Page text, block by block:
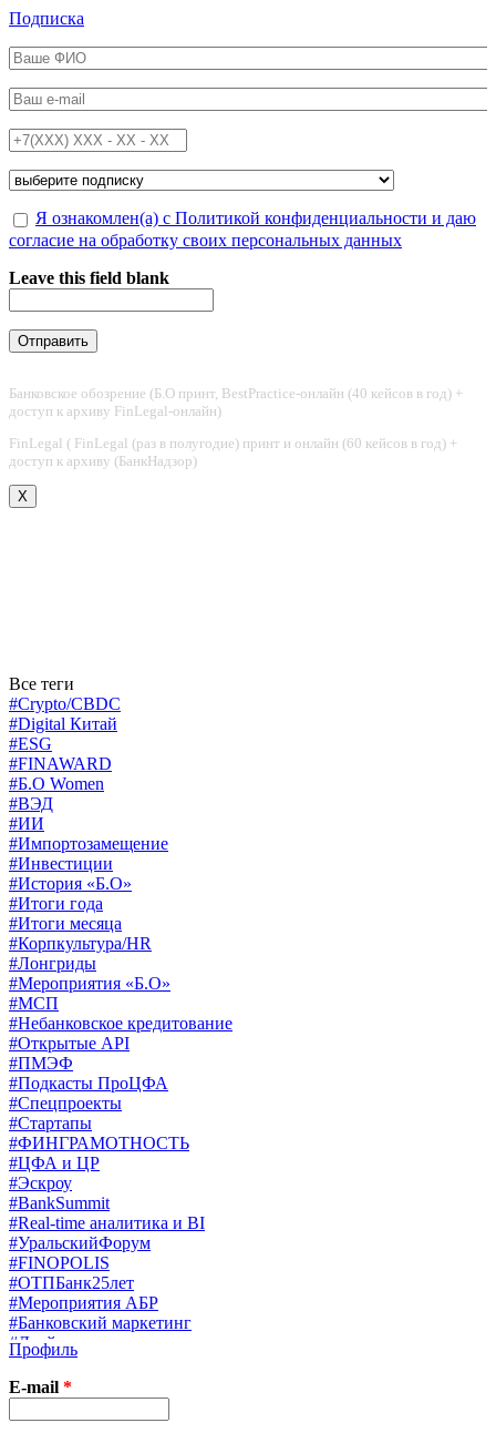
Перейти к основному содержанию
Подписка
ФИО*
Email*
Телефон*
Подписка на*
Обработка персональных данных*
Я ознакомлен(а) с Политикой конфиденциальности и даю
согласие на обработку своих персональных данных
Leave this field blank
Банковское обозрение (Б.О принт, BestPractice-онлайн (40 кейсов в год) +
доступ к архиву FinLegal-онлайн)
FinLegal ( FinLegal (раз в полугодие) принт и онлайн (60 кейсов в год) +
доступ к архиву (БанкНадзор)
X
Все теги
#Crypto/CBDC
#Digital Китай
#ESG
#FINAWARD
#Б.О Women
#ВЭД
#ИИ
#Импортозамещение
#Инвестиции
#История «Б.О»
#Итоги года
#Итоги месяца
#Корпкультура/HR
#Лонгриды
#Мероприятия «Б.О»
#МСП
#Небанковское кредитование
#Открытые API
#ПМЭФ
#Подкасты ПроЦФА
#Спецпроекты
#Стартапы
#ФИНГРАМОТНОСТЬ
#ЦФА и ЦР
#Эскроу
#BankSummit
#Real-time аналитика и BI
#УральскийФорум
#FINOPOLIS
#ОТПБанк25лет
#Мероприятия АБР
#Банковский маркетинг
#Драйверы страхования
#Финконгресс ЦБ
#PB&WM
#UX/CX
#Экосистемы
Профиль
E-mail *